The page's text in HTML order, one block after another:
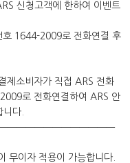
신청고객에 한하여 이벤트
1644-2009로 전화연결 후
제소비자가 직접 ARS 전화
로 전화연결하여 ARS 안
다.
무이자 적용이 가능합니다.